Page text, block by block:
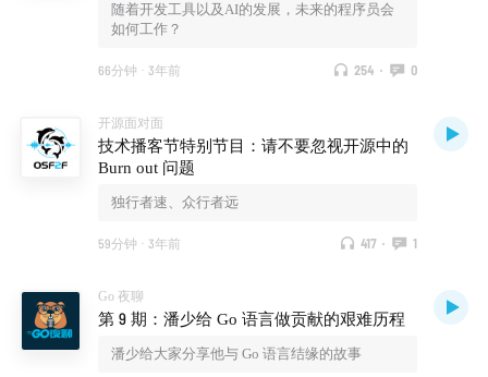
随着开发工具以及AI的发展，未来的程序员会
如何工作？
66分钟 · 3年前 254 · 0
开源面对面
技术播客节特别节目：请不要忽视开源中的
Burn out 问题
独行者速、众行者远
59分钟 · 3年前 417 · 1
Go 夜聊
第 9 期：潘少给 Go 语言做贡献的艰难历程
潘少给大家分享他与 Go 语言结缘的故事